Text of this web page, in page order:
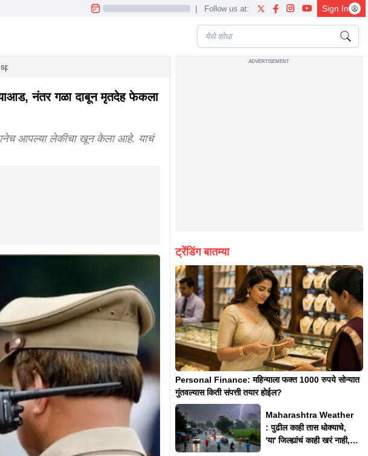
| Follow us at: Sign In
time with his wife
नंतर गळा दाबून मृतदेह फेकला
आपल्या लेकीचा खून केला आहे. याचं
ADVERTISEMENT
ट्रेंडिंग बातम्या
Personal Finance: महिन्याला फक्त 1000 रुपये सोन्यात
गुंतवल्यास किती संपत्ती तयार होईल?
Maharashtra Weather
: पुढील काही तास धोक्याचे,
'या' जिल्ह्यांचं काही खरं नाही,